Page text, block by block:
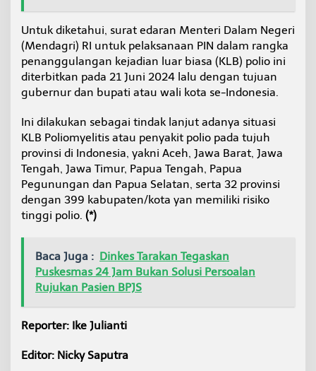
Untuk diketahui, surat edaran Menteri Dalam Negeri
(Mendagri) RI untuk pelaksanaan PIN dalam rangka
penanggulangan kejadian luar biasa (KLB) polio ini
diterbitkan pada 21 Juni 2024 lalu dengan tujuan
gubernur dan bupati atau wali kota se-Indonesia.
Ini dilakukan sebagai tindak lanjut adanya situasi
KLB Poliomyelitis atau penyakit polio pada tujuh
provinsi di Indonesia, yakni Aceh, Jawa Barat, Jawa
Tengah, Jawa Timur, Papua Tengah, Papua
Pegunungan dan Papua Selatan, serta 32 provinsi
dengan 399 kabupaten/kota yan memiliki risiko
tinggi polio. (*)
Baca Juga : Dinkes Tarakan Tegaskan
Puskesmas 24 Jam Bukan Solusi Persoalan
Rujukan Pasien BPJS
Reporter: Ike Julianti
Editor: Nicky Saputra